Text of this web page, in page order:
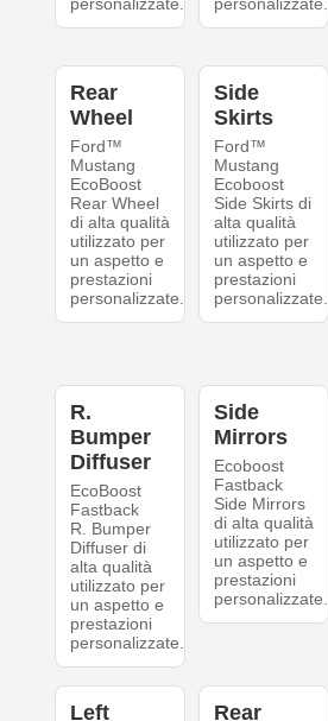
personalizzate. personalizzate.
Rear
Wheel
Ford™
Mustang
EcoBoost
Rear Wheel
di alta qualità
utilizzato per
un aspetto e
prestazioni
personalizzate.
Side
Skirts
Ford™
Mustang
Ecoboost
Side Skirts di
alta qualità
utilizzato per
un aspetto e
prestazioni
personalizzate.
R.
Bumper
Diffuser
EcoBoost
Fastback
R. Bumper
Diffuser di
alta qualità
utilizzato per
un aspetto e
prestazioni
personalizzate.
Side
Mirrors
Ecoboost
Fastback
Side Mirrors
di alta qualità
utilizzato per
un aspetto e
prestazioni
personalizzate.
Left
Rear